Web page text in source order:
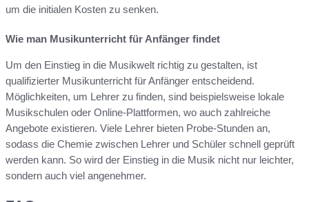
um die initialen Kosten zu senken.
Wie man Musikunterricht für Anfänger findet
Um den Einstieg in die Musikwelt richtig zu gestalten, ist
qualifizierter Musikunterricht für Anfänger entscheidend.
Möglichkeiten, um Lehrer zu finden, sind beispielsweise lokale
Musikschulen oder Online-Plattformen, wo auch zahlreiche
Angebote existieren. Viele Lehrer bieten Probe-Stunden an,
sodass die Chemie zwischen Lehrer und Schüler schnell geprüft
werden kann. So wird der Einstieg in die Musik nicht nur leichter,
sondern auch viel angenehmer.